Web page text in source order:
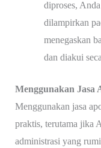
diproses,
dilampirkan
menegaskan
dan diakui
Menggunakan Jasa
Menggunakan jasa
praktis, terutama jika
administrasi yang